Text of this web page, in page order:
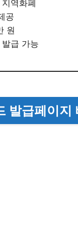
역화폐
공
원
발급 가능
발급페이지